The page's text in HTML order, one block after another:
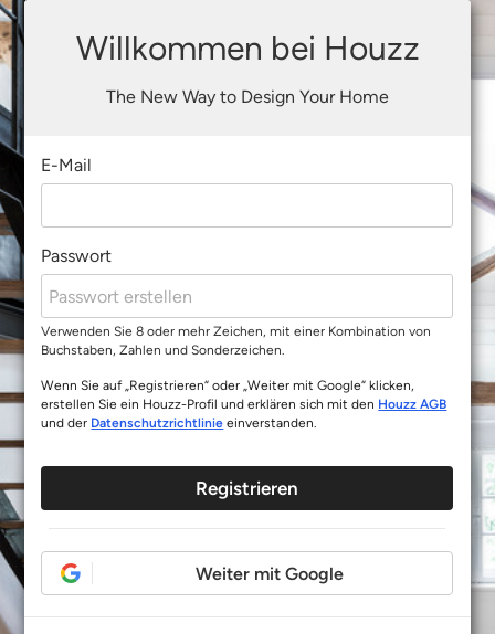
Willkommen bei Houzz
The New Way to Design Your Home
E-Mail
Passwort
Verwenden Sie 8 oder mehr Zeichen, mit einer Kombination von
Buchstaben, Zahlen und Sonderzeichen.
Wenn Sie auf „Registrieren“ oder „Weiter mit Google“ klicken,
erstellen Sie ein Houzz-Profil und erklären sich mit den Houzz AGB
und der Datenschutzrichtlinie einverstanden.
Registrieren
Weiter mit Google